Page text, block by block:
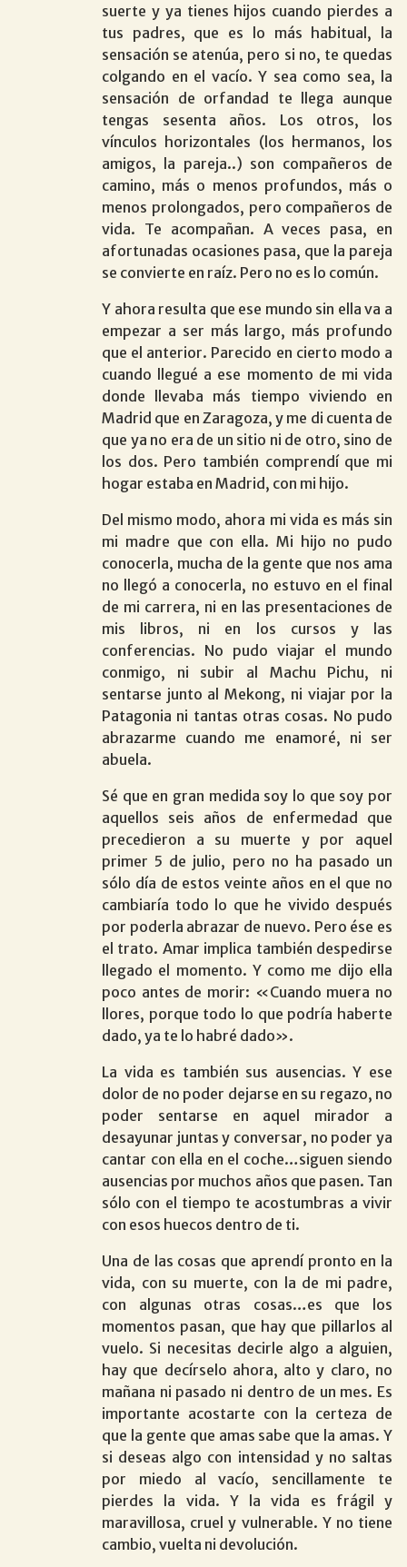
suerte y ya tienes hijos cuando pierdes a
tus padres, que es lo más habitual, la
sensación se atenúa, pero si no, te quedas
colgando en el vacío. Y sea como sea, la
sensación de orfandad te llega aunque
tengas sesenta años. Los otros, los
vínculos horizontales (los hermanos, los
amigos, la pareja..) son compañeros de
camino, más o menos profundos, más o
menos prolongados, pero compañeros de
vida. Te acompañan. A veces pasa, en
afortunadas ocasiones pasa, que la pareja
se convierte en raíz. Pero no es lo común.
Y ahora resulta que ese mundo sin ella va a
empezar a ser más largo, más profundo
que el anterior. Parecido en cierto modo a
cuando llegué a ese momento de mi vida
donde llevaba más tiempo viviendo en
Madrid que en Zaragoza, y me di cuenta de
que ya no era de un sitio ni de otro, sino de
los dos. Pero también comprendí que mi
hogar estaba en Madrid, con mi hijo.
Del mismo modo, ahora mi vida es más sin
mi madre que con ella. Mi hijo no pudo
conocerla, mucha de la gente que nos ama
no llegó a conocerla, no estuvo en el final
de mi carrera, ni en las presentaciones de
mis libros, ni en los cursos y las
conferencias. No pudo viajar el mundo
conmigo, ni subir al Machu Pichu, ni
sentarse junto al Mekong, ni viajar por la
Patagonia ni tantas otras cosas. No pudo
abrazarme cuando me enamoré, ni ser
abuela.
Sé que en gran medida soy lo que soy por
aquellos seis años de enfermedad que
precedieron a su muerte y por aquel
primer 5 de julio, pero no ha pasado un
sólo día de estos veinte años en el que no
cambiaría todo lo que he vivido después
por poderla abrazar de nuevo. Pero ése es
el trato. Amar implica también despedirse
llegado el momento. Y como me dijo ella
poco antes de morir: «Cuando muera no
llores, porque todo lo que podría haberte
dado, ya te lo habré dado».
La vida es también sus ausencias. Y ese
dolor de no poder dejarse en su regazo, no
poder sentarse en aquel mirador a
desayunar juntas y conversar, no poder ya
cantar con ella en el coche…siguen siendo
ausencias por muchos años que pasen. Tan
sólo con el tiempo te acostumbras a vivir
con esos huecos dentro de ti.
Una de las cosas que aprendí pronto en la
vida, con su muerte, con la de mi padre,
con algunas otras cosas…es que los
momentos pasan, que hay que pillarlos al
vuelo. Si necesitas decirle algo a alguien,
hay que decírselo ahora, alto y claro, no
mañana ni pasado ni dentro de un mes. Es
importante acostarte con la certeza de
que la gente que amas sabe que la amas. Y
si deseas algo con intensidad y no saltas
por miedo al vacío, sencillamente te
pierdes la vida. Y la vida es frágil y
maravillosa, cruel y vulnerable. Y no tiene
cambio, vuelta ni devolución.